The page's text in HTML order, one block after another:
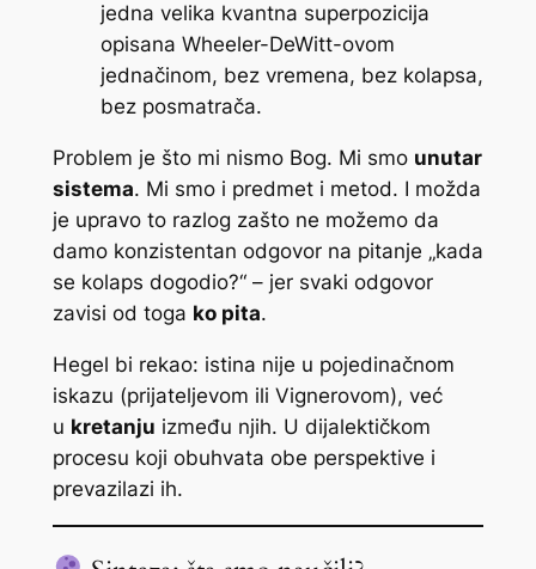
jedna velika kvantna superpozicija
opisana Wheeler-DeWitt-ovom
jednačinom, bez vremena, bez kolapsa,
bez posmatrača.
Problem je što mi nismo Bog. Mi smo unutar
sistema. Mi smo i predmet i metod. I možda
je upravo to razlog zašto ne možemo da
damo konzistentan odgovor na pitanje „kada
se kolaps dogodio?“ – jer svaki odgovor
zavisi od toga ko pita.
Hegel bi rekao: istina nije u pojedinačnom
iskazu (prijateljevom ili Vignerovom), već
u kretanju između njih. U dijalektičkom
procesu koji obuhvata obe perspektive i
prevazilazi ih.